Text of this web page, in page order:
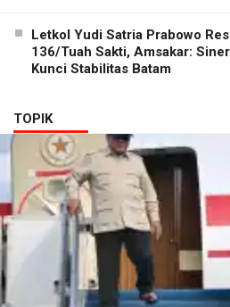
Letkol Yudi Satria Prabowo
136/Tuah Sakti, Amsakar:
Kunci Stabilitas Batam
TOPIK